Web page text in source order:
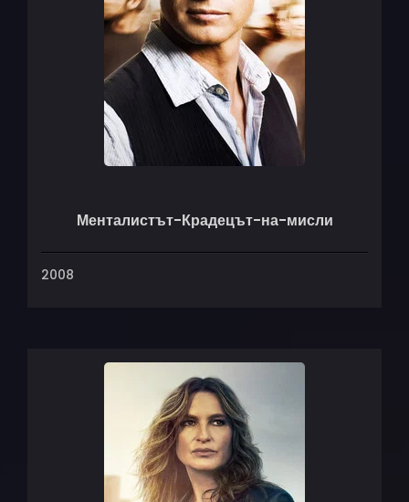
Менталистът-Крадецът-на-мисли
2008